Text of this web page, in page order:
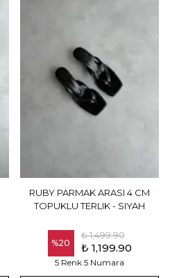
RUBY PARMAK ARASI 4 CM
TOPUKLU TERLIK - SIYAH
%20
₺ 1,499.90
₺ 1,199.90
5 Renk 5 Numara